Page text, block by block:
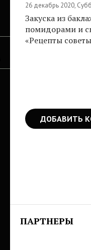
26 декабрь 2020,
Закуска из
помидорами и
«Рецепты
ДОБАВИТЬ
ПАРТНЕРЫ